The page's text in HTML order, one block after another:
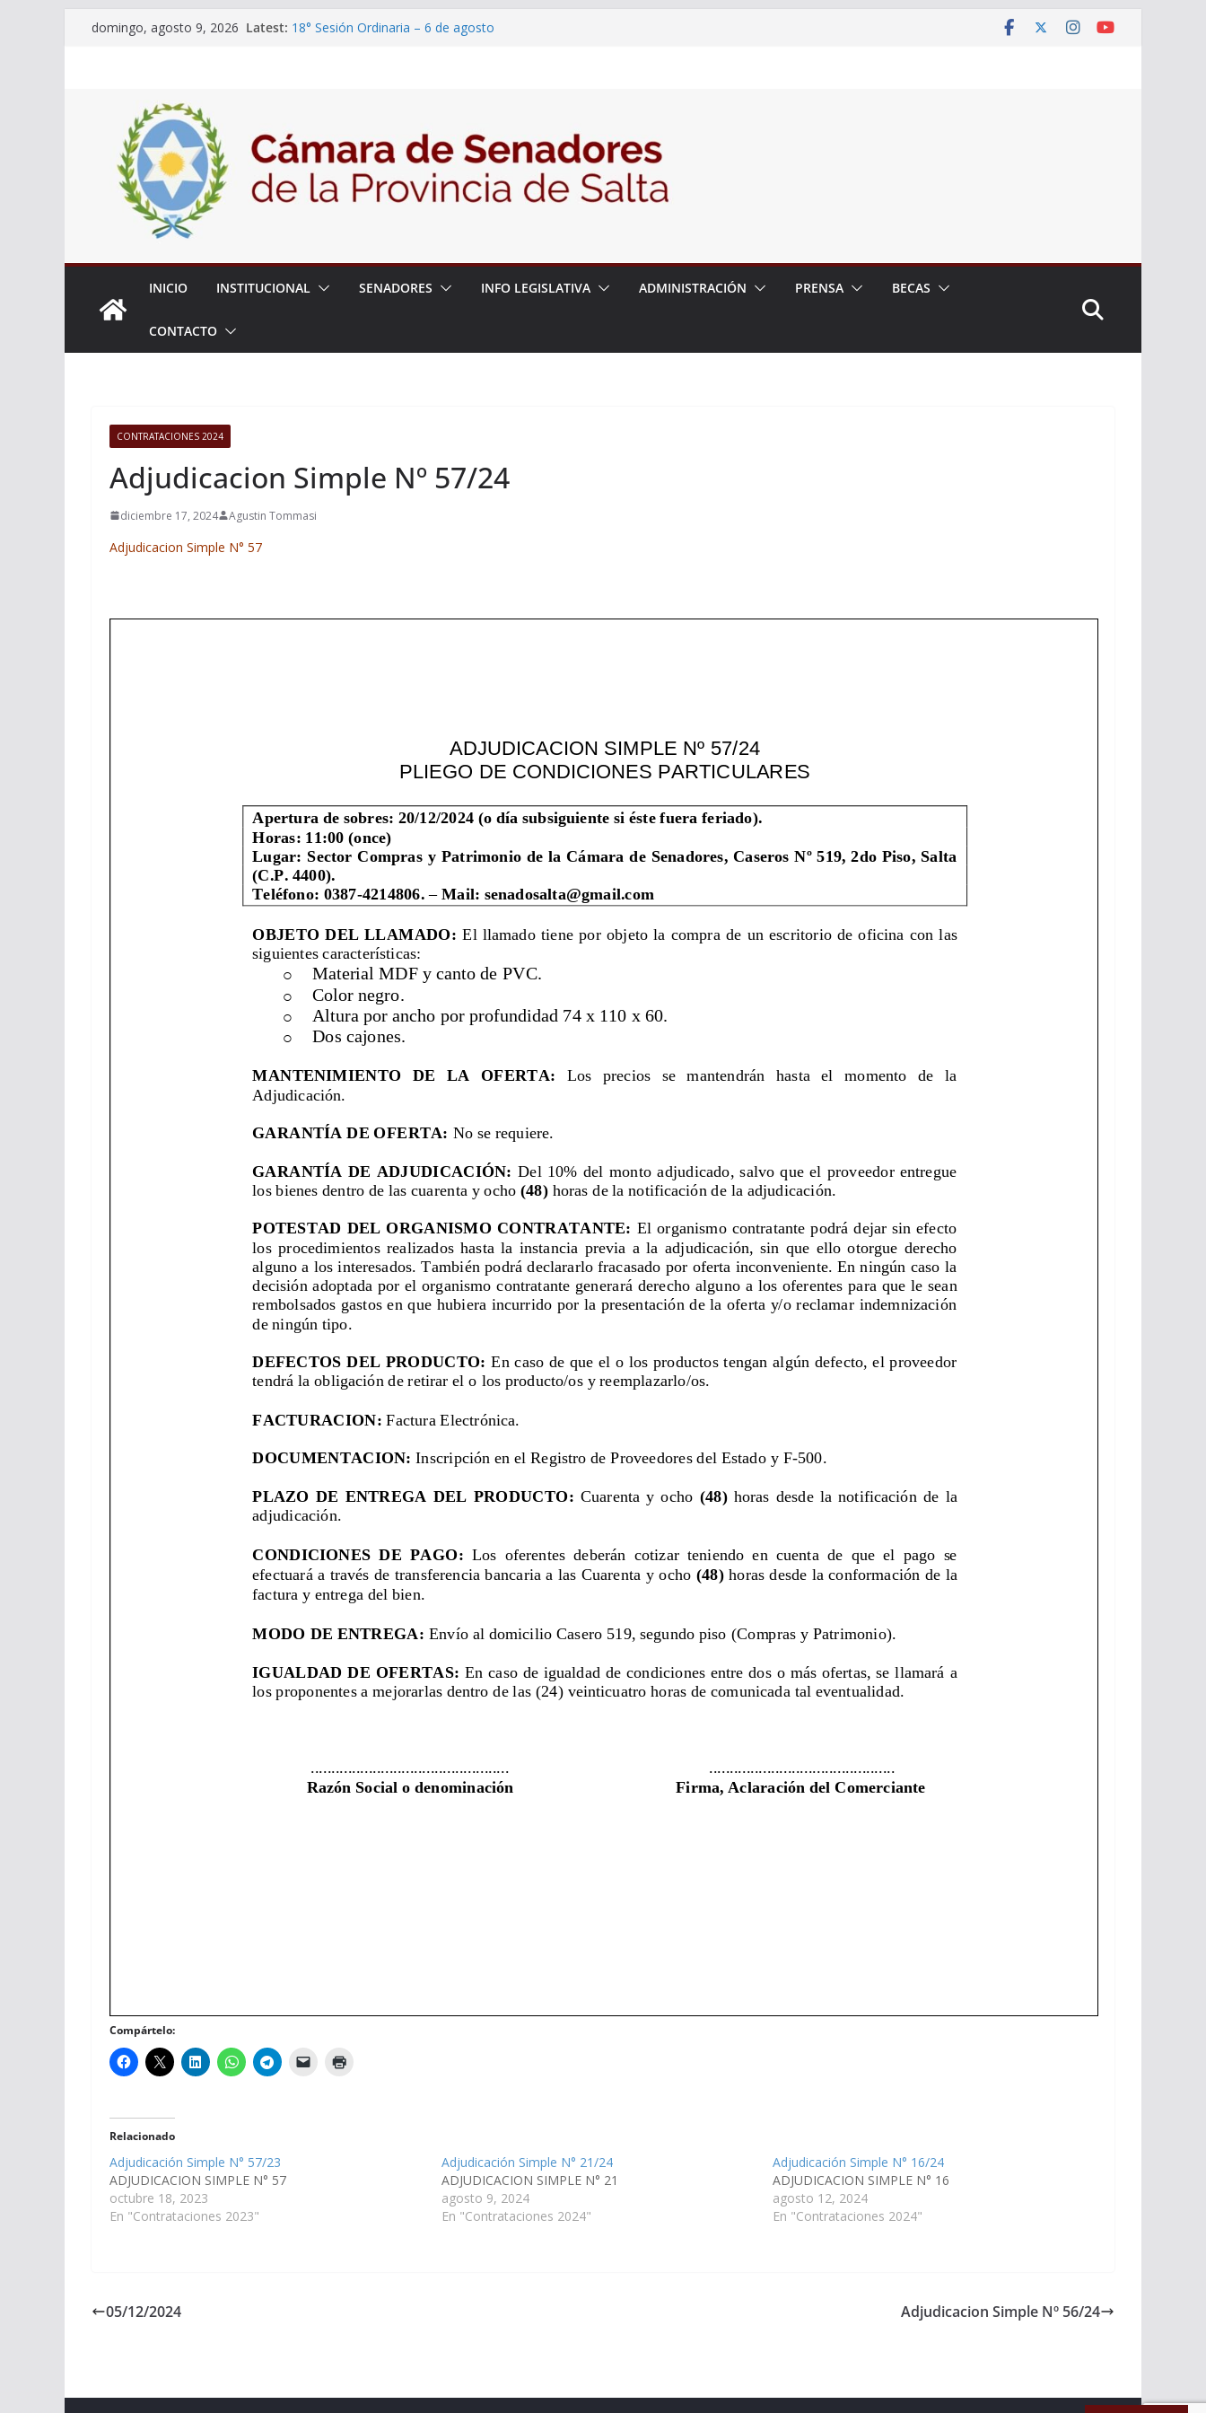
domingo, agosto 9, 2026 Latest: 18° Sesión Ordinaria – 6 de agosto
Expte. Nº 90-34.516/2026 – 06/08/26 – Créase el Ente Salteño
de Protección y Control Vegetal
INICIO INSTITUCIONAL SENADORES INFO LEGISLATIVA ADMINISTRACIÓN PRENSA BECAS
CONTACTO
CONTRATACIONES 2024
Adjudicacion Simple Nº 57/24
diciembre 17, 2024 Agustin Tommasi
Adjudicacion Simple N° 57
Compártelo:
Relacionado
Adjudicación Simple N° 57/23
ADJUDICACION SIMPLE N° 57
octubre 18, 2023
En "Contrataciones 2023"
Adjudicación Simple N° 21/24
ADJUDICACION SIMPLE N° 21
agosto 9, 2024
En "Contrataciones 2024"
Adjudicación Simple N° 16/24
ADJUDICACION SIMPLE N° 16
agosto 12, 2024
En "Contrataciones 2024"
05/12/2024 Adjudicacion Simple Nº 56/24